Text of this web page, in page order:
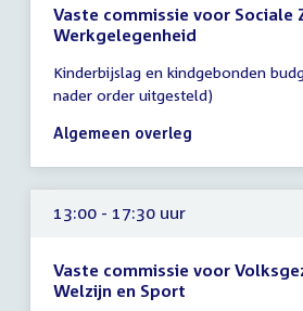
Vaste commissie voor Sociale
Werkgelegenheid
vergadering
13:00
-
17:00
uur
Kinderbijslag en kindgebonden
nader order uitgesteld)
Algemeen overleg
13:00 - 17:30 uur
Vaste commissie voor
Welzijn en Sport